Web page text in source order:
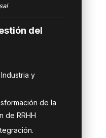
del
y
de la
de RRHH